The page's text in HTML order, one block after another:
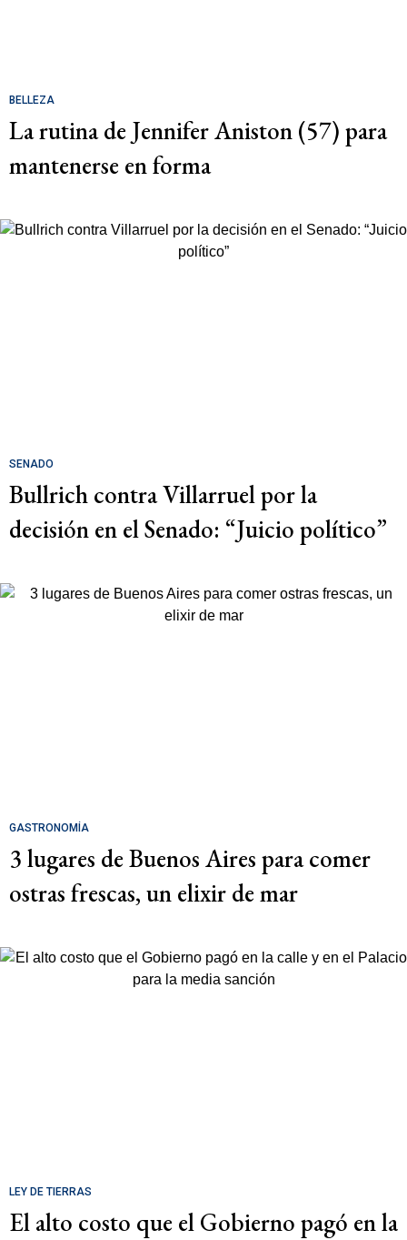
BELLEZA
La rutina de Jennifer Aniston (57) para
mantenerse en forma
SENADO
Bullrich contra Villarruel por la
decisión en el Senado: “Juicio político”
GASTRONOMÍA
3 lugares de Buenos Aires para comer
ostras frescas, un elixir de mar
LEY DE TIERRAS
El alto costo que el Gobierno pagó en la